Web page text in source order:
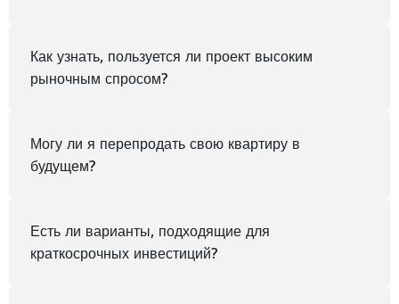
Как узнать, пользуется ли проект высоким
рыночным спросом?
Могу ли я перепродать свою квартиру в
будущем?
Есть ли варианты, подходящие для
краткосрочных инвестиций?